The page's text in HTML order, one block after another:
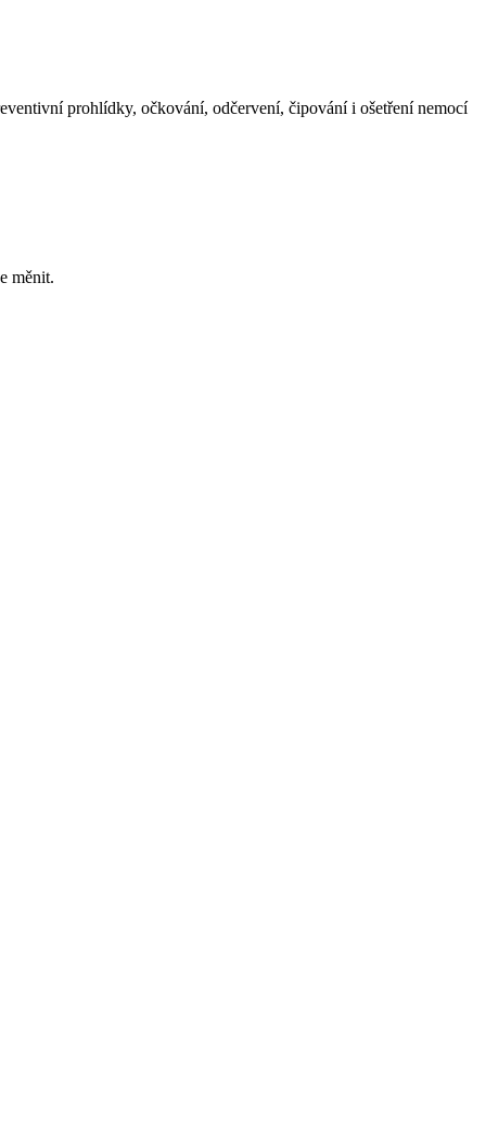
prohlídky, očkování, odčervení, čipování i ošetření nemocí
měnit.